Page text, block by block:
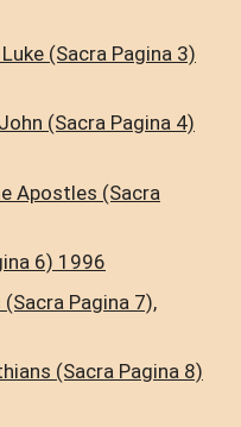
(Sacra Pagina 3)
(Sacra Pagina 4)
Apostles (Sacra
6) 1996
Pagina 7),
(Sacra Pagina 8)